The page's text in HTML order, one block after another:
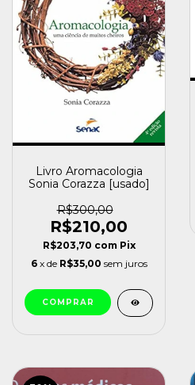
Livro Aromacologia
Sonia Corazza [usado]
R$300,00
R$210,00
R$203,70 com Pix
6 x de R$35,00 sem juros